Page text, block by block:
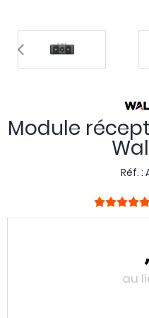
Module
Réf. :
,
au